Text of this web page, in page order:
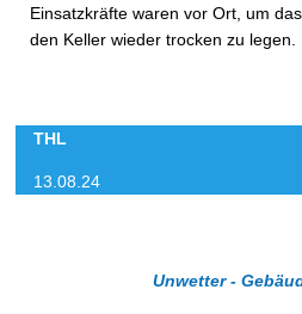
Einsatzkräfte waren vor Ort, um
den Keller wieder trocken zu legen.
THL
13.08.24
Unwetter -